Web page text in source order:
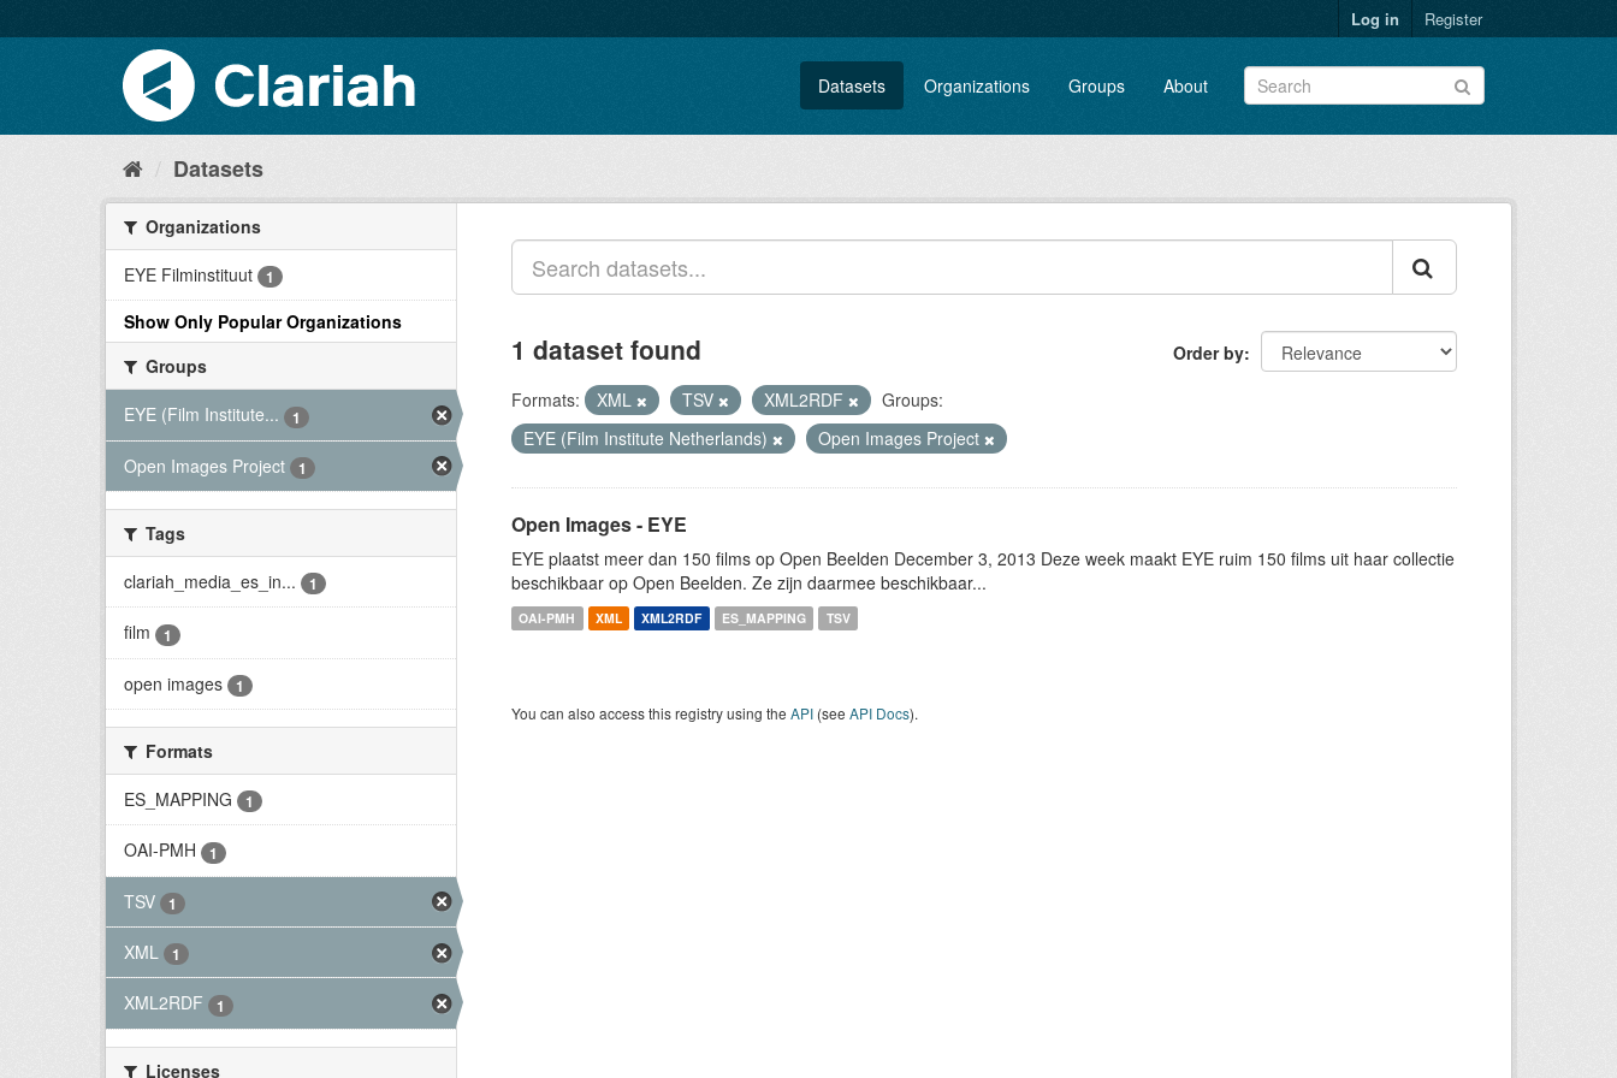
Log in Register
Datasets Organizations Groups About
Datasets
Organizations
EYE Filminstituut
1
Show Only Popular Organizations
Groups
EYE (Film Institute...
1
Open Images Project 1
Tags
clariah_media_es_in...
1
film 1
open images 1
Formats
ES_MAPPING
1
OAI-PMH 1
TSV 1
XML 1
XML2RDF 1
Licenses
Order by
1 dataset found
Formats: XML TSV XML2RDF
Groups:
EYE (Film Institute Netherlands)
Open Images Project
Open Images - EYE
EYE plaatst meer dan 150 films op Open Beelden December 3, 2013 Deze week maakt EYE ruim 150 films uit haar collectie
beschikbaar op Open Beelden. Ze zijn daarmee beschikbaar...
OAI-PMH XML XML2RDF ES_MAPPING TSV
You can also access this registry using the API (see API Docs).